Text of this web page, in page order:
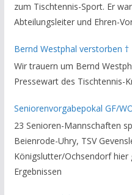
zum Tischtennis-Sport. Er
Abteilungsleiter und Ehren-
Helmstedt unterstützte er als
Vorsitzender des
stillen GedenkenH.-K.
Bernd Westphal verstorben †
Wir trauern um Bernd
Pressewart des Tischtennis-
Seniorenvorgabepokal GF/
23 Senioren-Mannschaften
Beienrode-Uhry, TSV
Königslutter/Ochsendorf hier
Ergebnissen